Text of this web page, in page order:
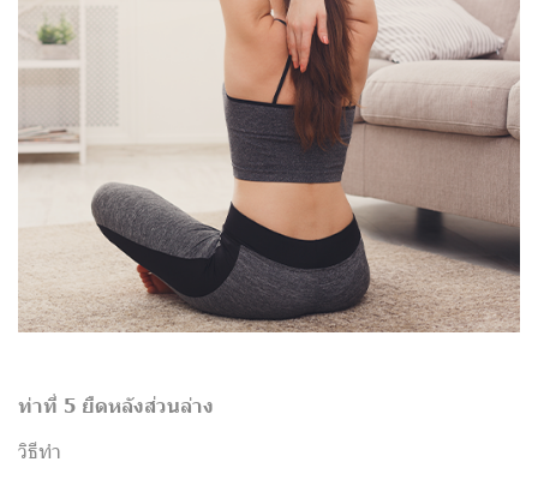
ท่าที่ 5 ยืดหลังส่วนล่าง
วิธีทำ